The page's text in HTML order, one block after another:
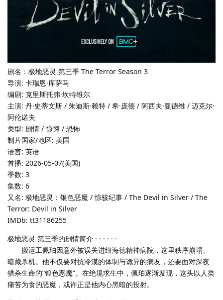
剧名：极地恶灵 第三季 The Terror Season 3
导演: 卡瑞恩·库萨马
编剧: 克里斯托弗·坎特维尔
主演: 丹·史蒂文斯 / 朱迪斯·赖特 / 希·庞德 / 阿西夫·曼德维 / 迈克尔·
阿伦诺夫
类型: 剧情 / 惊悚 / 恐怖
制片国家/地区: 美国
语言: 英语
首播: 2026-05-07(美国)
季数: 3
集数: 6
又名: 极地恶灵：银色恶魔 / 惊骇纪事 / The Devil in Silver / The
Terror: Devil in Silver
IMDb: tt31186255
极地恶灵 第三季的剧情简介 · · · · · ·
搬运工佩珀因意外被误关进纽海德精神病院，这里秩序崩塌、
暗藏杀机。他不仅要对抗冷漠的体制与诡异的病友，还要面对深夜
猎杀生命的“银色恶魔”。在绝境求生中，佩珀逐渐发现，这头以人类
痛苦为食的恶魔，或许正是他内心黑暗的投射。